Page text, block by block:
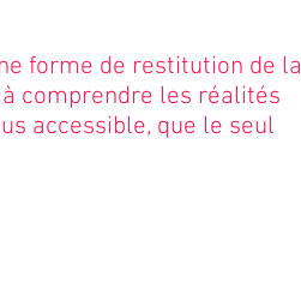
forme de restitution de la
comprendre les réalités
accessible, que le seul